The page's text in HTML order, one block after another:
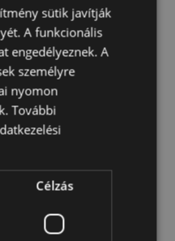
6cm Vastagság 0.1cm
sütik javítják
A funkcionális
engedélyeznek. A
személyre
nyomon
További
Célzás